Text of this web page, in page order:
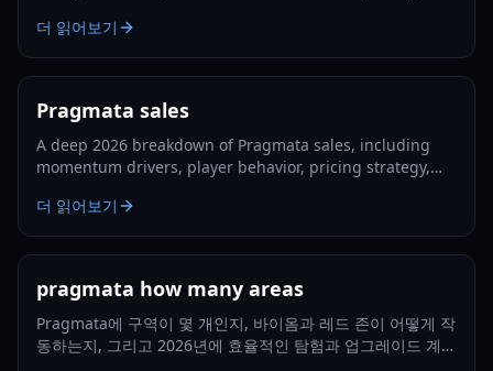
더 읽어보기
Pragmata sales
A deep 2026 breakdown of Pragmata sales, including
momentum drivers, player behavior, pricing strategy,
더 읽어보기
pragmata how many areas
Pragmata에 구역이 몇 개인지, 바이옴과 레드 존이 어떻게 작
동하는지, 그리고 2026년에 효율적인 탐험과 업그레이드 계획